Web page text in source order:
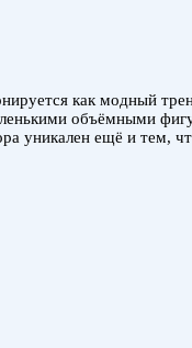
как модный
объёмными
уникален ещё и тем,